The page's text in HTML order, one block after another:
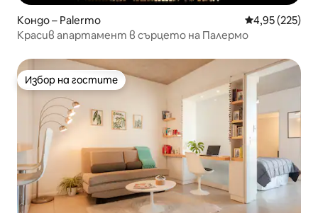
Кондо – Palermo Средна
4,95 (225)
Красив апартамент в сърцето на Палермо
Избор на гостите
Избор на гостите